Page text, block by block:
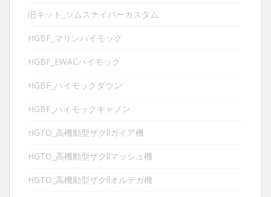
旧キット_ジムスナイパーカスタム
HGBF_マリンハイモック
HGBF_EWACハイモック
HGBF_ハイモックダウン
HGBF_ハイモックキャノン
HGTO_高機動型ザクllガイア機
HGTO_高機動型ザクllマッシュ機
HGTO_高機動型ザクllオルテガ機